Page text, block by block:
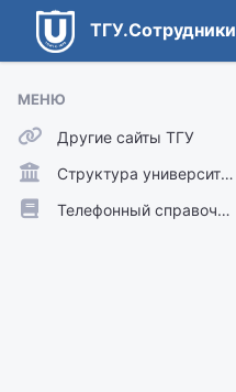
ТГУ.Сотрудники
МЕНЮ
Другие сайты ТГУ
ТГУ.Аккаунты
ТГУ.Расписание
Структура университета
Телефонный справочник